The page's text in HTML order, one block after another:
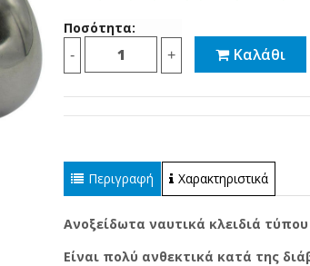
Ποσότητα:
- + Καλάθι
Περιγραφή Χαρακτηριστικά
Ανοξείδωτα ναυτικά κλειδιά
Είναι πολύ ανθεκτικά κατά της